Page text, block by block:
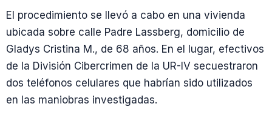
El procedimiento se llevó a cabo en una vivienda
ubicada sobre calle Padre Lassberg, domicilio de
Gladys Cristina M., de 68 años. En el lugar, efectivos
de la División Cibercrimen de la UR-IV secuestraron
dos teléfonos celulares que habrían sido utilizados
en las maniobras investigadas.